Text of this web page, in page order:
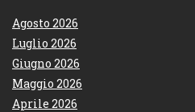
Agosto 2026
Luglio 2026
Giugno 2026
Maggio 2026
Aprile 2026